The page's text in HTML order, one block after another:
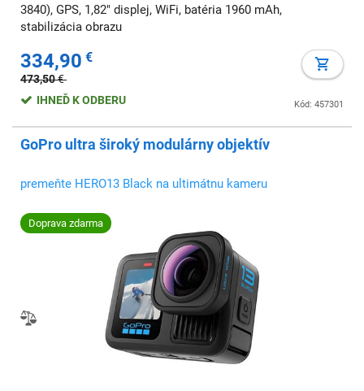
3840), GPS, 1,82" displej, WiFi, batéria 1960 mAh,
stabilizácia obrazu
334,90 €
473,50€
Kód: 457301
IHNEĎ K ODBERU
GoPro ultra široký modulárny objektív
premeňte HERO13 Black na ultimátnu kameru
Doprava zdarma